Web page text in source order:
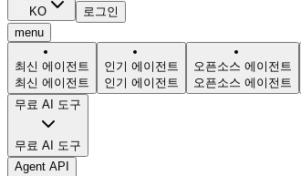
KO
로그인
menu
최신 에이전트
최신 에이전트
인기 에이전트
인기 에이전트
오픈소스 에이전트
오픈소스 에이전트
무료 AI 도구
무료 AI 도구
Agent API